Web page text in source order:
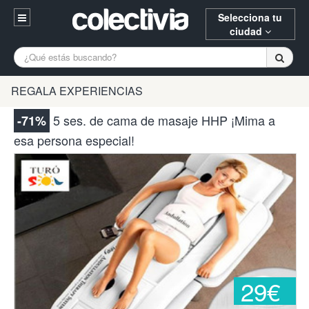
Selecciona tu
ciudad
Entrar
94 652 38 15 (L-V 10:30-15:00)
¿Necesitas ayuda? Escríbenos
A Coruña Alicante
Bilbao Donostia
Gijón Huesca
Madrid Oviedo Palencia
Pamplona Santander Tarragona
Valencia Vitoria Zaragoza
REGALA EXPERIENCIAS
-71% 5 ses. de cama de masaje HHP ¡Mima a
esa persona especial!
29€